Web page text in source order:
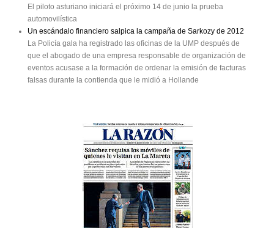
El piloto asturiano iniciará el próximo 14 de junio la prueba
automovilística
Un escándalo financiero salpica la campaña de Sarkozy de 2012
La Policía gala ha registrado las oficinas de la UMP después de
que el abogado de una empresa responsable de organización de
eventos acusase a la formación de ordenar la emisión de facturas
falsas durante la contienda que le midió a Hollande